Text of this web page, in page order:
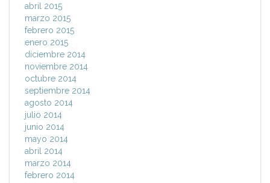
abril 2015
marzo 2015
febrero 2015
enero 2015
diciembre 2014
noviembre 2014
octubre 2014
septiembre 2014
agosto 2014
julio 2014
junio 2014
mayo 2014
abril 2014
marzo 2014
febrero 2014